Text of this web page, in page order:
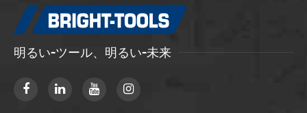
明るい-ツール、明るい-未来